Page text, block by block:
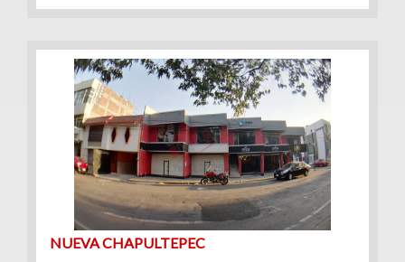
NUEVA CHAPULTEPEC